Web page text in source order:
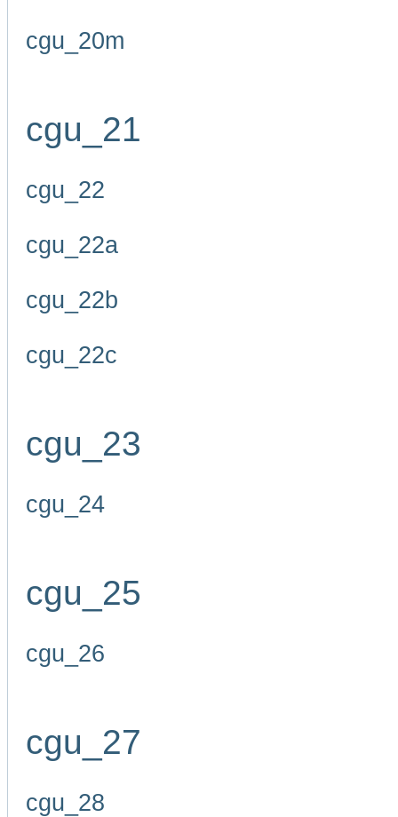
cgu_20m
cgu_21
cgu_22
cgu_22a
cgu_22b
cgu_22c
cgu_23
cgu_24
cgu_25
cgu_26
cgu_27
cgu_28